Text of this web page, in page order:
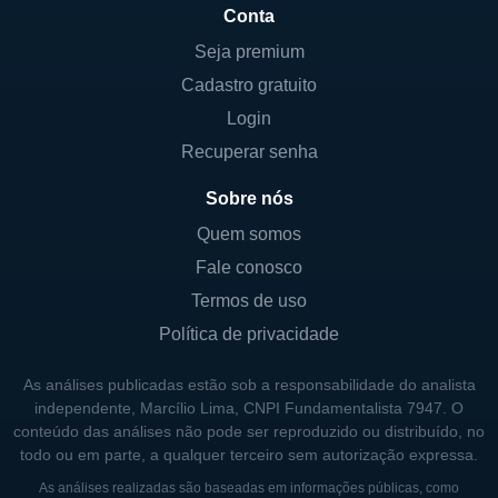
de produtos acontece. O ambiente
regulatório dos EUA oferece um sistema
robusto para a aprovação de novos
medicamentos, permitindo que a UroGen
inovações ao mercado. Além disso, a
empresa também busca oportunidades em
mercados internacionais, onde as
necessidades de tratamentos urológicos são
LINHAS DE NEGÓCIOS
A principal linha de negócios da UroGen é
composta pelo desenvolvimento de novos
medicamentos e terapias que se concentram
Conta
Seja premium
Cadastro gratuito
Login
Recuperar senha
Sobre nós
Quem somos
Fale conosco
Termos de uso
Política de privacidade
As análises publicadas estão sob a responsabilidade do analista
independente, Marcílio Lima, CNPI Fundamentalista 7947. O
conteúdo das análises não pode ser reproduzido ou distribuído, no
todo ou em parte, a qualquer terceiro sem autorização expressa.
As análises realizadas são baseadas em informações públicas, como